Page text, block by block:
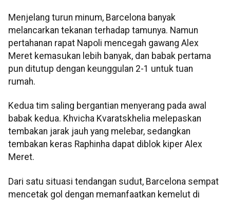
Menjelang turun minum, Barcelona banyak
melancarkan tekanan terhadap tamunya. Namun
pertahanan rapat Napoli mencegah gawang Alex
Meret kemasukan lebih banyak, dan babak pertama
pun ditutup dengan keunggulan 2-1 untuk tuan
rumah.
Kedua tim saling bergantian menyerang pada awal
babak kedua. Khvicha Kvaratskhelia melepaskan
tembakan jarak jauh yang melebar, sedangkan
tembakan keras Raphinha dapat diblok kiper Alex
Meret.
Dari satu situasi tendangan sudut, Barcelona sempat
mencetak gol dengan memanfaatkan kemelut di